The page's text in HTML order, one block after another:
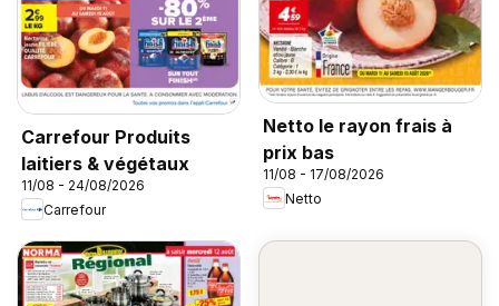
Carrefour Produits
laitiers & végétaux
11/08 - 24/08/2026
Carrefour
Netto le rayon frais à
prix bas
11/08 - 17/08/2026
Netto